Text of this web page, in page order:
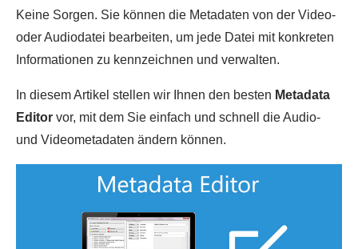
Keine Sorgen. Sie können die Metadaten von der Video-
oder Audiodatei bearbeiten, um jede Datei mit konkreten
Informationen zu kennzeichnen und verwalten.
In diesem Artikel stellen wir Ihnen den besten Metadata
Editor vor, mit dem Sie einfach und schnell die Audio-
und Videometadaten ändern können.